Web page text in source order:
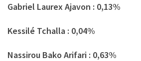
Gabriel Laurex Ajavon : 0,13%
Kessilé Tchalla : 0,04%
Nassirou Bako Arifari : 0,63%